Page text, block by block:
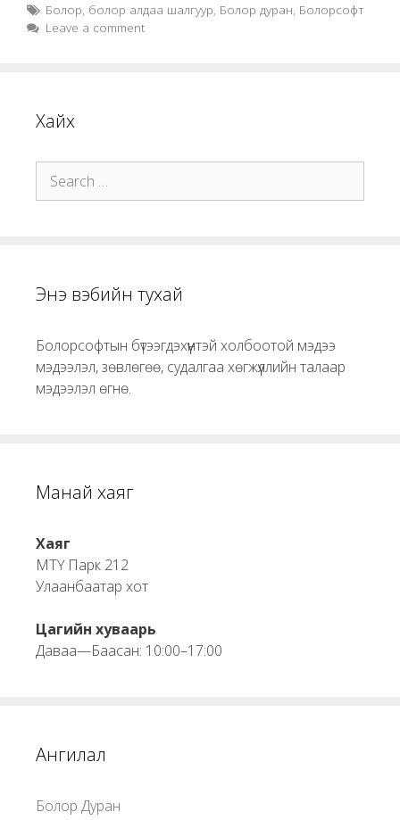
Tags
Болор, болор алдаа шалгуур, Болор дуран, Болорсофт
Leave a comment
Хайх
Search
for:
Энэ вэбийн тухай
Болорсофтын бүтээгдэхүүнтэй холбоотой мэдээ
мэдээлэл, зөвлөгөө, судалгаа хөгжүүллийн талаар
мэдээлэл өгнө.
Манай хаяг
Хаяг
МТҮ Парк 212
Улаанбаатар хот
Цагийн хуваарь
Даваа—Баасан: 10:00–17:00
Ангилал
Болор Дуран